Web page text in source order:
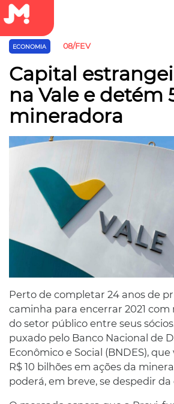
ECONOMIA 08/FEV
Capital
na Vale e detém
mineradora
Perto de completar 24 anos de
caminha para encerrar 2021 com
do setor público entre seus
puxado pelo Banco Nacional de
Econômico e Social (BNDES),
R$ 10 bilhões em ações da
poderá, em breve, se despedir